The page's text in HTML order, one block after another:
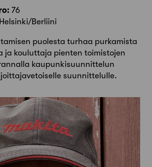
76
Helsinki/Berliini
puolesta turhaa purkamista
ja kouluttaja pienten toimistojen
kaupunkisuunnittelun
suunnittelulle.